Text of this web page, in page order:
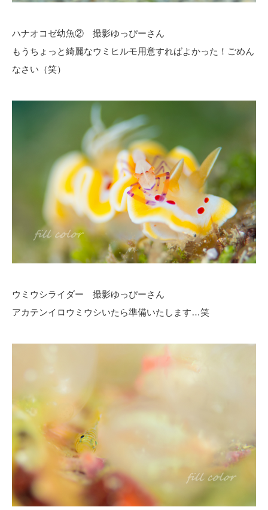
ハナオコゼ幼魚② 撮影ゆっぴーさん
もうちょっと綺麗なウミヒルモ用意すればよかった！ごめん
なさい（笑）
ウミウシライダー 撮影ゆっぴーさん
アカテンイロウミウシいたら準備いたします…笑